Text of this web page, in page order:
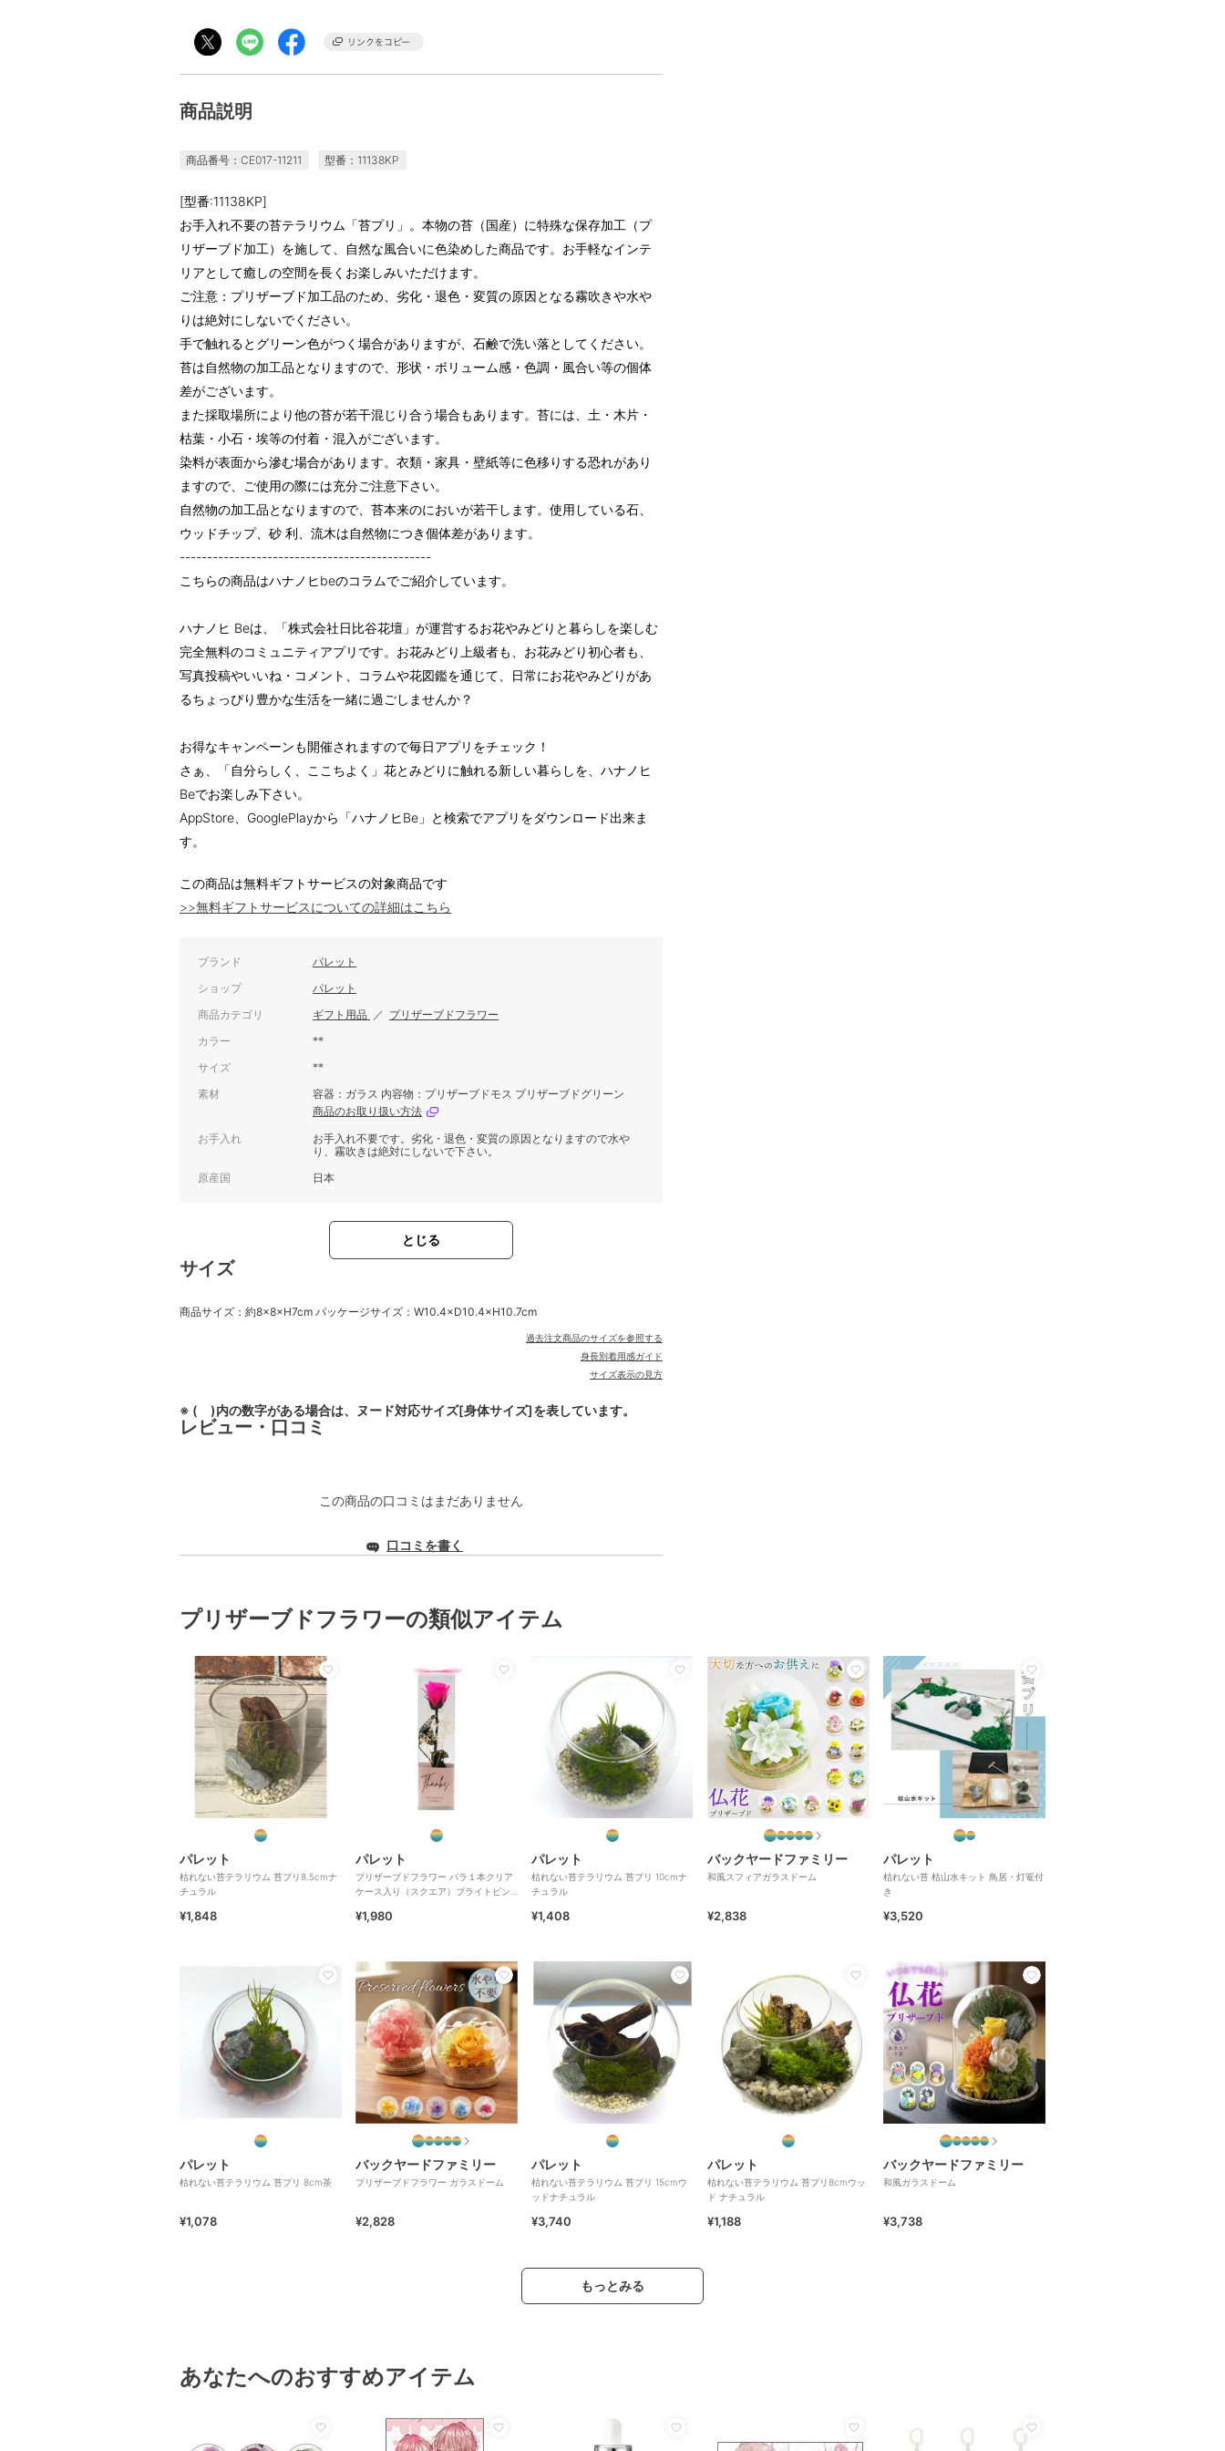
商品説明
商品番号：CE017-11211 型番：11138KP
[型番:11138KP]
お手入れ不要の苔テラリウム「苔プリ」。本物の苔（国産）に特殊な保存加工（プ
リザーブド加工）を施して、自然な風合いに色染めした商品です。お手軽なインテ
リアとして癒しの空間を長くお楽しみいただけます。
ご注意：プリザーブド加工品のため、劣化・退色・変質の原因となる霧吹きや水や
りは絶対にしないでください。
手で触れるとグリーン色がつく場合がありますが、石鹸で洗い落としてください。
苔は自然物の加工品となりますので、形状・ボリューム感・色調・風合い等の個体
差がございます。
また採取場所により他の苔が若干混じり合う場合もあります。苔には、土・木片・
枯葉・小石・埃等の付着・混入がございます。
染料が表面から滲む場合があります。衣類・家具・壁紙等に色移りする恐れがあり
ますので、ご使用の際には充分ご注意下さい。
自然物の加工品となりますので、苔本来のにおいが若干します。使用している石、
ウッドチップ、砂 利、流木は自然物につき個体差があります。
----------------------------------------------
こちらの商品はハナノヒbeのコラムでご紹介しています。
ハナノヒ Beは、「株式会社日比谷花壇」が運営するお花やみどりと暮らしを楽しむ
完全無料のコミュニティアプリです。お花みどり上級者も、お花みどり初心者も、
写真投稿やいいね・コメント、コラムや花図鑑を通じて、日常にお花やみどりがあ
るちょっぴり豊かな生活を一緒に過ごしませんか？
お得なキャンペーンも開催されますので毎日アプリをチェック！
さぁ、「自分らしく、ここちよく」花とみどりに触れる新しい暮らしを、ハナノヒ
Beでお楽しみ下さい。
AppStore、GooglePlayから「ハナノヒBe」と検索でアプリをダウンロード出来ま
す。
この商品は無料ギフトサービスの対象商品です
>>無料ギフトサービスについての詳細はこちら
ブランド パレット
ショップ パレット
商品カテゴリ ギフト用品 ／ プリザーブドフラワー
カラー **
サイズ **
素材
容器：ガラス 内容物：プリザーブドモス プリザーブドグリーン
商品のお取り扱い方法
お手入れ
お手入れ不要です。劣化・退色・変質の原因となりますので水や
り、霧吹きは絶対にしないで下さい。
原産国 日本
とじる
サイズ
商品サイズ：約8×8×H7cm パッケージサイズ：W10.4×D10.4×H10.7cm
過去注文商品のサイズを参照する
身長別着用感ガイド
サイズ表示の見方
※ ( )内の数字がある場合は、ヌード対応サイズ[身体サイズ]を表しています。
レビュー・口コミ
この商品の口コミはまだありません
口コミを書く
プリザーブドフラワーの類似アイテム
パレット
枯れない苔テラリウム 苔プリ8.5cmナ
チュラル
¥1,848
パレット
プリザーブドフラワー バラ１本クリア
ケース入り（スクエア）ブライトピン
¥1,980
パレット
枯れない苔テラリウム 苔プリ 10cmナ
チュラル
¥1,408
バックヤードファミリー
和風スフィアガラスドーム
¥2,838
パレット
枯れない苔 枯山水キット 鳥居・灯篭付
き
¥3,520
パレット
枯れない苔テラリウム 苔プリ 8cm茶
¥1,078
バックヤードファミリー
プリザーブドフラワー ガラスドーム
¥2,828
パレット
枯れない苔テラリウム 苔プリ 15cmウ
ッドナチュラル
¥3,740
パレット
枯れない苔テラリウム 苔プリ8cmウッ
ド ナチュラル
¥1,188
バックヤードファミリー
和風ガラスドーム
¥3,738
もっとみる
あなたへのおすすめアイテム